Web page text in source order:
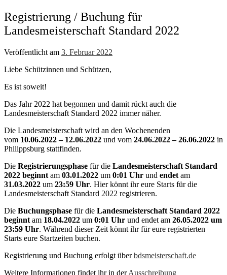
Registrierung / Buchung für
Landesmeisterschaft Standard 2022
Veröffentlicht am 3. Februar 2022
Liebe Schützinnen und Schützen,
Es ist soweit!
Das Jahr 2022 hat begonnen und damit rückt auch die
Landesmeisterschaft Standard 2022 immer näher.
Die Landesmeisterschaft wird an den Wochenenden
vom 10.06.2022 – 12.06.2022 und vom 24.06.2022 – 26.06.2022 in
Philippsburg stattfinden.
Die Registrierungsphase für die Landesmeisterschaft Standard
2022 beginnt am 03.01.2022 um 0:01 Uhr und endet am
31.03.2022 um 23:59 Uhr. Hier könnt ihr eure Starts für die
Landesmeisterschaft Standard 2022 registrieren.
Die Buchungsphase für die Landesmeisterschaft Standard 2022
beginnt am 18.04.2022 um 0:01 Uhr und endet am 26.05.2022 um
23:59 Uhr. Während dieser Zeit könnt ihr für eure registrierten
Starts eure Startzeiten buchen.
Registrierung und Buchung erfolgt überbdsmeisterschaft.de
Weitere Informationen findet ihr in derAusschreibung